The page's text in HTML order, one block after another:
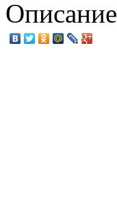
Описание